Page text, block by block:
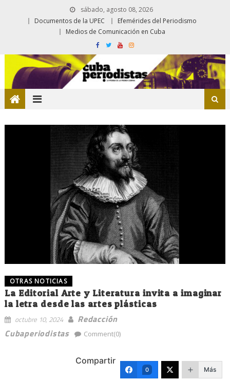
sábado, agosto 08, 2026
Documentos de la UPEC
Efemérides del Periodismo
Medios de Comunicación en Cuba
OTRAS NOTICIAS
La Editorial Arte y Literatura invita a imaginar
la letra desde las artes plásticas
octubre 10, 2024
Redacción
Cubaperiodistas
Comment(0)
Compartir
0 Más